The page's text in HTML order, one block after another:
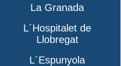
La Granada
L´Hospitalet de
Llobregat
L´Espunyola